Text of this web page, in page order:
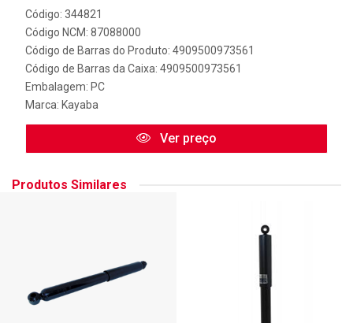
Código: 344821
Código NCM: 87088000
Código de Barras do Produto: 4909500973561
Código de Barras da Caixa: 4909500973561
Embalagem: PC
Marca: Kayaba
Ver preço
Produtos Similares